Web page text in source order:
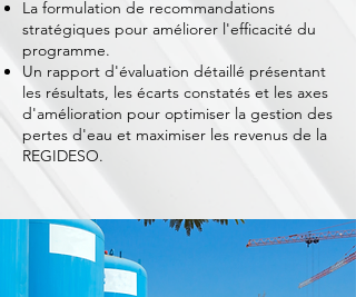
La formulation de recommandations
stratégiques pour améliorer l'efficacité du
programme.
Un rapport d'évaluation détaillé présentant
les résultats, les écarts constatés et les axes
d'amélioration pour optimiser la gestion des
pertes d'eau et maximiser les revenus de la
REGIDESO.